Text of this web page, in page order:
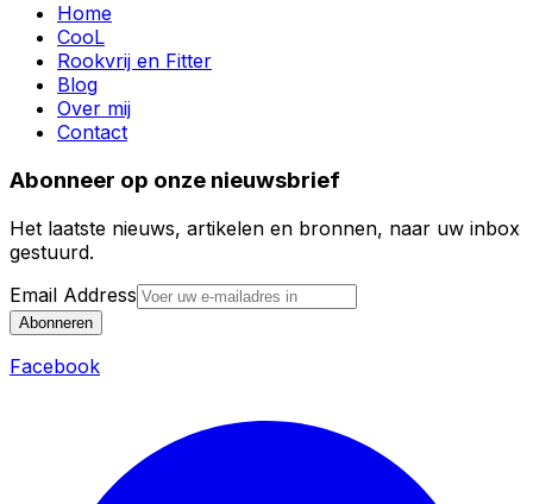
Home
CooL
Rookvrij en Fitter
Blog
Over mij
Contact
Abonneer op onze nieuwsbrief
Het laatste nieuws, artikelen en bronnen, naar uw inbox
gestuurd.
Email Address
Abonneren
Facebook